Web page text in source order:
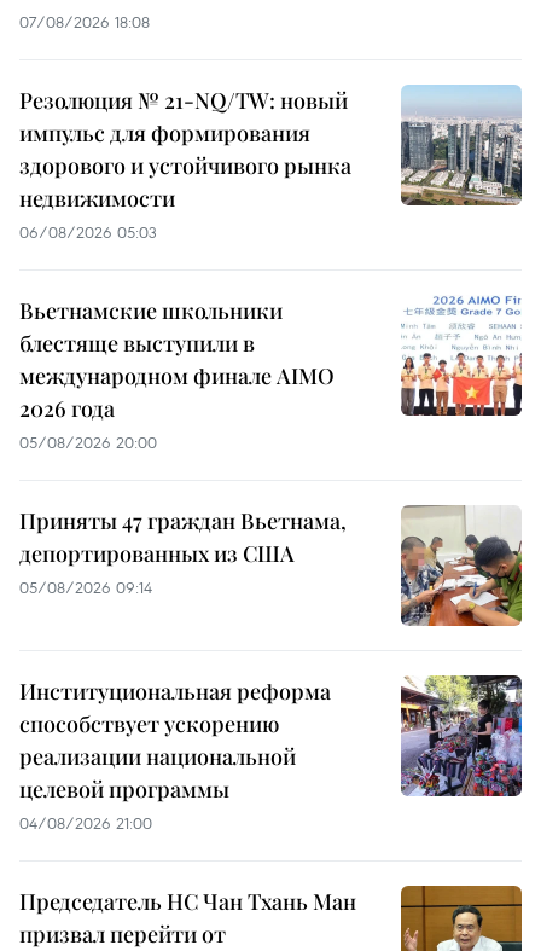
07/08/2026 18:08
Резолюция № 21-NQ/TW: новый
импульс для формирования
здорового и устойчивого рынка
недвижимости
06/08/2026 05:03
Вьетнамские школьники
блестяще выступили в
международном финале AIMO
2026 года
05/08/2026 20:00
Приняты 47 граждан Вьетнама,
депортированных из США
05/08/2026 09:14
Институциональная реформа
способствует ускорению
реализации национальной
целевой программы
04/08/2026 21:00
Председатель НС Чан Тхань Ман
призвал перейти от